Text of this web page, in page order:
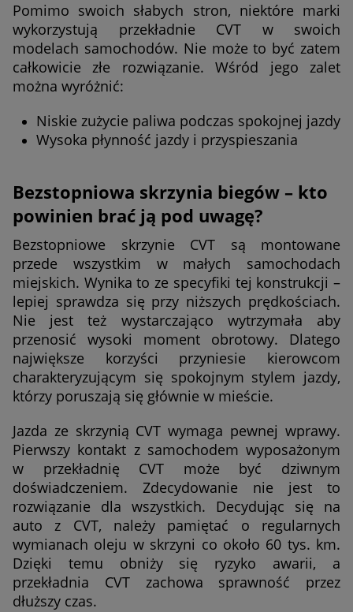
Pomimo swoich słabych stron, niektóre marki
wykorzystują przekładnie CVT w swoich
modelach samochodów. Nie może to być zatem
całkowicie złe rozwiązanie. Wśród jego zalet
można wyróżnić:
Niskie zużycie paliwa podczas spokojnej jazdy
Wysoka płynność jazdy i przyspieszania
Bezstopniowa skrzynia biegów – kto
powinien brać ją pod uwagę?
Bezstopniowe skrzynie CVT są montowane
przede wszystkim w małych samochodach
miejskich. Wynika to ze specyfiki tej konstrukcji –
lepiej sprawdza się przy niższych prędkościach.
Nie jest też wystarczająco wytrzymała aby
przenosić wysoki moment obrotowy. Dlatego
największe korzyści przyniesie kierowcom
charakteryzującym się spokojnym stylem jazdy,
którzy poruszają się głównie w mieście.
Jazda ze skrzynią CVT wymaga pewnej wprawy.
Pierwszy kontakt z samochodem wyposażonym
w przekładnię CVT może być dziwnym
doświadczeniem. Zdecydowanie nie jest to
rozwiązanie dla wszystkich. Decydując się na
auto z CVT, należy pamiętać o regularnych
wymianach oleju w skrzyni co około 60 tys. km.
Dzięki temu obniży się ryzyko awarii, a
przekładnia CVT zachowa sprawność przez
dłuższy czas.